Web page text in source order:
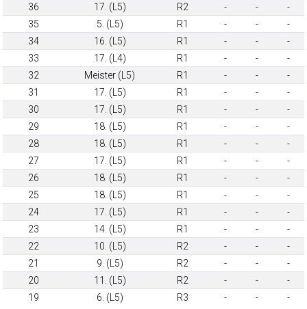
36
17. (L5) R2 - -
-
35
5. (L5) R1 - -
-
34
16. (L5) R1 - -
-
33
17. (L4) R1 - -
-
32
Meister (L5) R1 - -
-
31
17. (L5) R1 - -
-
30
17. (L5) R1 - -
-
29
18. (L5) R1 - -
-
28
18. (L5) R1 - -
-
27
17. (L5) R1 - -
-
26
18. (L5) R1 - -
-
25
18. (L5) R1 - -
-
24
17. (L5) R1 - -
-
23
14. (L5) R1 - -
-
22
10. (L5) R2 - -
-
21
9. (L5) R2 - -
-
20
11. (L5) R2 - -
-
19
6. (L5) R3 - - -